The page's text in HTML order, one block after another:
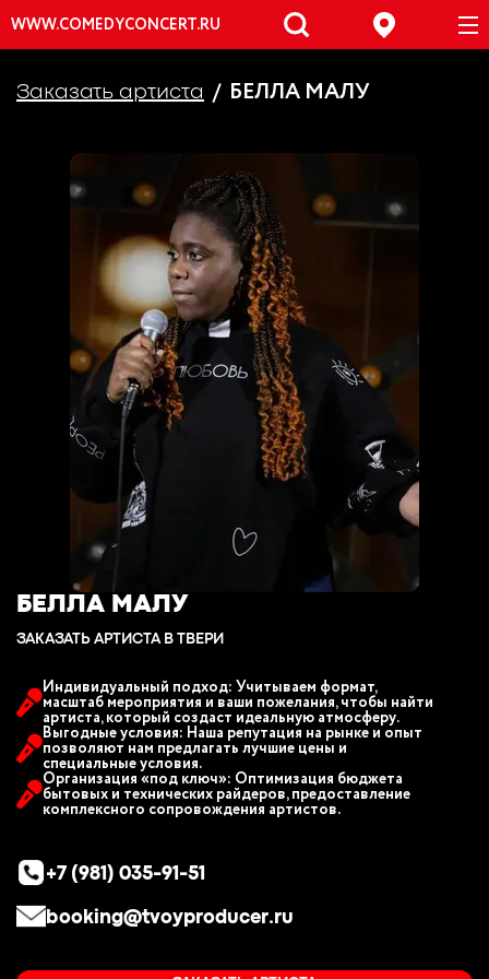
WWW.COMEDYCONCERT.RU
Заказать артиста БЕЛЛА МАЛУ
БЕЛЛА МАЛУ
ЗАКАЗАТЬ АРТИСТА В ТВЕРИ
Индивидуальный подход: Учитываем формат,
масштаб мероприятия и ваши пожелания, чтобы найти
артиста, который создаст идеальную атмосферу.
Выгодные условия: Наша репутация на рынке и опыт
позволяют нам предлагать лучшие цены и
специальные условия.
Организация «под ключ»: Оптимизация бюджета
бытовых и технических райдеров, предоставление
комплексного сопровождения артистов.
+7 (981) 035-91-51
booking@tvoyproducer.ru